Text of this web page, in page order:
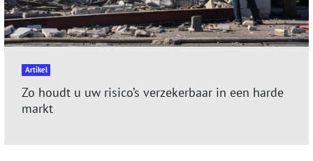
Artikel
Zo houdt u uw risico’s verzekerbaar in een harde
markt